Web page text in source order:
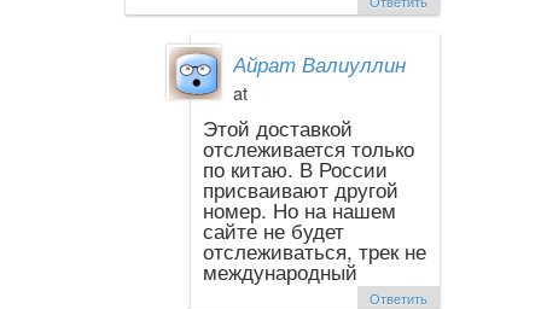
Айрат Валиуллин
at
Этой доставкой
отслеживается только
по китаю. В России
присваивают другой
номер. Но на нашем
сайте не будет
отслеживаться, трек не
международный
Ответить